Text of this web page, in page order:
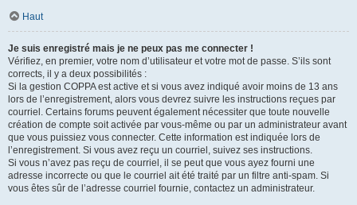
Haut
Je suis enregistré mais je ne peux pas me connecter !
Vérifiez, en premier, votre nom d’utilisateur et votre mot de passe. S’ils sont
corrects, il y a deux possibilités :
Si la gestion COPPA est active et si vous avez indiqué avoir moins de 13 ans
lors de l’enregistrement, alors vous devrez suivre les instructions reçues par
courriel. Certains forums peuvent également nécessiter que toute nouvelle
création de compte soit activée par vous-même ou par un administrateur avant
que vous puissiez vous connecter. Cette information est indiquée lors de
l’enregistrement. Si vous avez reçu un courriel, suivez ses instructions.
Si vous n’avez pas reçu de courriel, il se peut que vous ayez fourni une
adresse incorrecte ou que le courriel ait été traité par un filtre anti-spam. Si
vous êtes sûr de l’adresse courriel fournie, contactez un administrateur.